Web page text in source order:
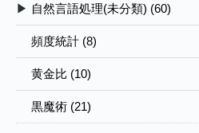
▶ 自然言語処理(未分類) (60)
頻度統計 (8)
黄金比 (10)
黒魔術 (21)